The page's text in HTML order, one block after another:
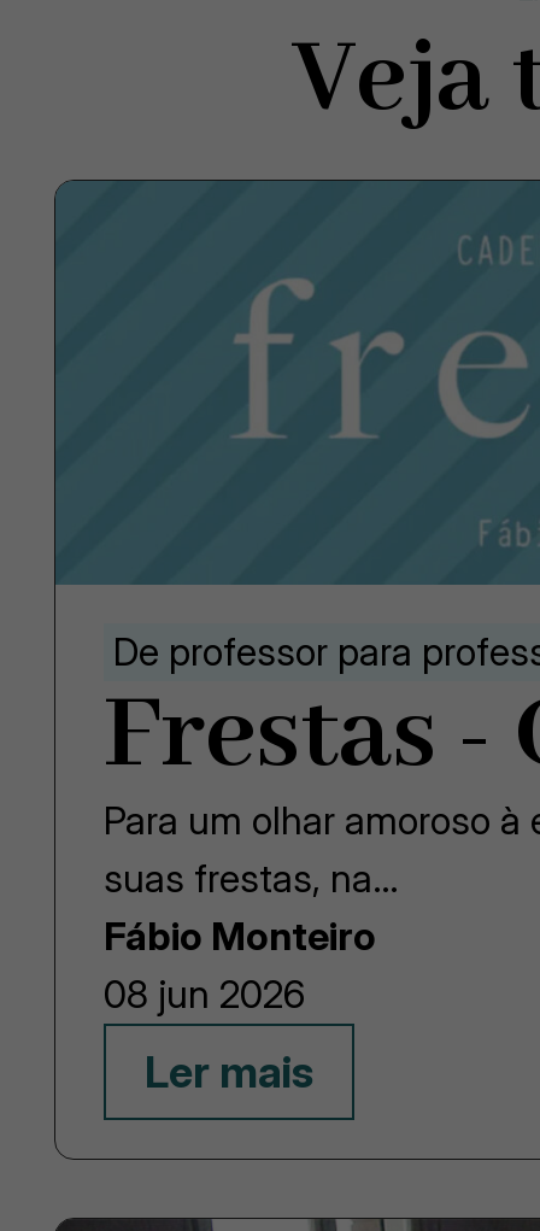
Veja
De professor para
Frestas -
Para um olhar amoroso
suas frestas, na…
Fábio Monteiro
08 jun 2026
Ler mais